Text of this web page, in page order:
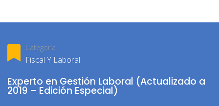
Categoría
Fiscal Y Laboral
Experto en Gestión Laboral (Actualizado a
2019 – Edición Especial)